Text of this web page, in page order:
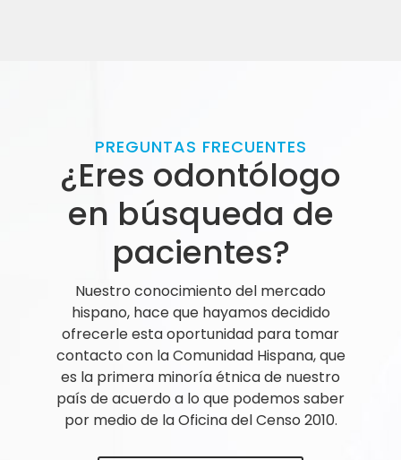
PREGUNTAS FRECUENTES
¿Eres odontólogo
en búsqueda de
pacientes?
Nuestro conocimiento del mercado
hispano, hace que hayamos decidido
ofrecerle esta oportunidad para tomar
contacto con la Comunidad Hispana, que
es la primera minoría étnica de nuestro
país de acuerdo a lo que podemos saber
por medio de la Oficina del Censo 2010.